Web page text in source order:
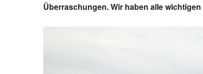
Überraschungen. Wir haben alle